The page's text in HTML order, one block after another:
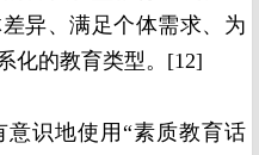
异、满足个体需求、为
化的教育类型。 [12]
识地使用“素质教育话